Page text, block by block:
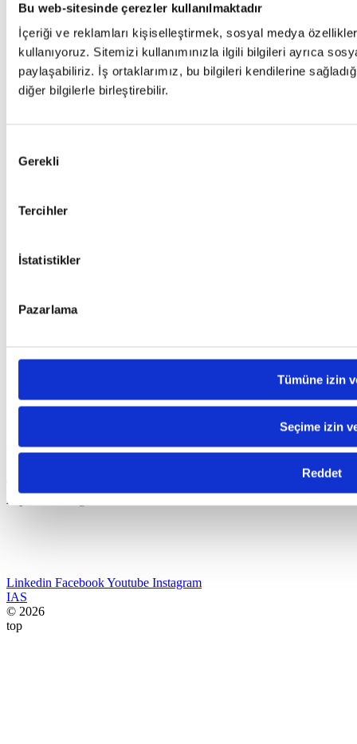
Bu web-sitesinde çerezler kullanılmaktadır
İçeriği ve reklamları kişiselleştirmek, sosyal medya
kullanıyoruz. Sitemizi kullanımınızla ilgili bilgileri ayrıca
paylaşabiliriz. İş ortaklarımız, bu bilgileri kendilerine
diğer bilgilerle birleştirebilir.
Seçimi
Gerekli
Tercihler
İstatistikler
Pazarlama
Tümüne izin
Seçime izin
Reddet
Blog
Canias Evrenini Keşfedin
Basında Biz
Destek
Sıkça Sorulan Sorular (SSS)
Yasal Bilgiler
Kullanım Koşulları ve Gizlilik
Yasal Hatırlatmalar
Çerez Politikası
Industrial Application Software
Adres:Havaalanı Kavşağı EGS Business Park Blokları B1 Blok
E-posta:
Linkedin FacebookYoutube Instagram
IAS
© 2026
top